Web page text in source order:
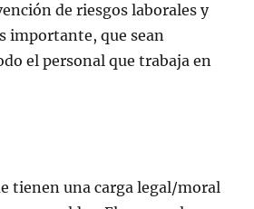
de riesgos laborales y
importante, que sean
el personal que trabaja en
tienen una carga legal/moral